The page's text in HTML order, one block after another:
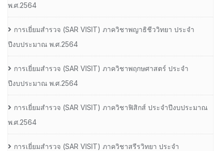
พ.ศ.2564
การเยี่ยมสํารวจ (SAR VISIT) ภาควิชาพญาธิชีววิทยา ประจํา
ปีงบประมาณ พ.ศ.2564
การเยี่ยมสํารวจ (SAR VISIT) ภาควิชาพฤกษศาสตร์ ประจํา
ปีงบประมาณ พ.ศ.2564
การเยี่ยมสํารวจ (SAR VISIT) ภาควิชาฟิสิกส์ ประจําปีงบประมาณ
พ.ศ.2564
การเยี่ยมสํารวจ (SAR VISIT) ภาควิชาสรีรวิทยา ประจํา